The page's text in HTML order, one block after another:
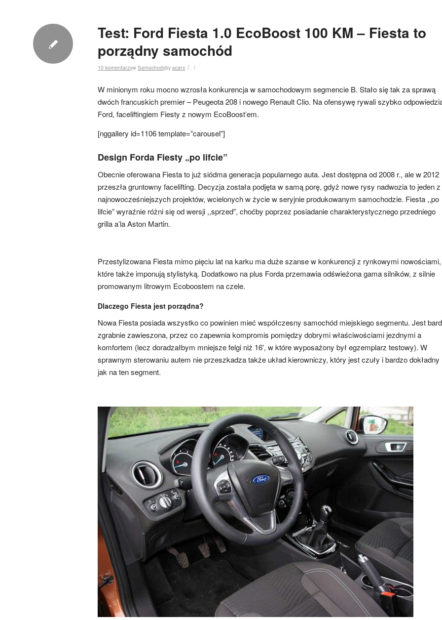
Test: Ford Fiesta 1.0 EcoBoost 100 KM – Fiesta to
porządny samochód
10 komentarzy /
w Samochody /
by acars
W minionym roku mocno wzrosła konkurencja w samochodowym segmencie B. Stało się tak za sprawą
dwóch francuskich premier – Peugeota 208 i nowego Renault Clio. Na ofensywę rywali szybko
Ford, faceliftingiem Fiesty z nowym EcoBoost’em.
[nggallery id=1106 template=”carousel”]
Design Forda Fiesty „po lifcie”
Obecnie oferowana Fiesta to już siódma generacja popularnego auta. Jest dostępna od 2008 r., ale w 2012
przeszła gruntowny facelifting. Decyzja została podjęta w samą porę, gdyż nowe rysy nadwozia to jeden z
najnowocześniejszych projektów, wcielonych w życie w seryjnie produkowanym samochodzie. Fiesta ,,po
lifcie” wyraźnie różni się od wersji ,,sprzed”, choćby poprzez posiadanie charakterystycznego przedniego
grilla a’la Aston Martin.
Przestylizowana Fiesta mimo pięciu lat na karku ma duże szanse w konkurencji z rynkowymi nowościami,
które także imponują stylistyką. Dodatkowo na plus Forda przemawia odświeżona gama silników, z silnie
promowanym litrowym Ecoboostem na czele.
Dlaczego Fiesta jest porządna?
Nowa Fiesta posiada wszystko co powinien mieć współczesny samochód miejskiego segmentu. Jest
zgrabnie zawieszona, przez co zapewnia kompromis pomiędzy dobrymi właściwościami jezdnymi a
komfortem (lecz doradzałbym mniejsze felgi niż 16′, w które wyposażony był egzemplarz testowy). W
sprawnym sterowaniu autem nie przeszkadza także układ kierowniczy, który jest czuły i bardzo dokładny
jak na ten segment.